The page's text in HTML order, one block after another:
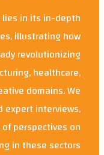
in its in-depth
illustrating how
revolutionizing
healthcare,
domains. We
expert interviews,
perspectives on
in these sectors.